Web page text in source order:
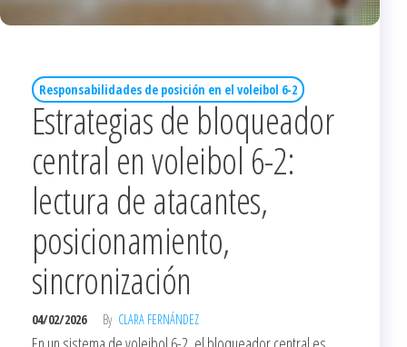
Responsabilidades de posición en el voleibol 6-2
Estrategias de bloqueador
central en voleibol 6-2:
lectura de atacantes,
posicionamiento,
sincronización
04/02/2026 By CLARA FERNÁNDEZ